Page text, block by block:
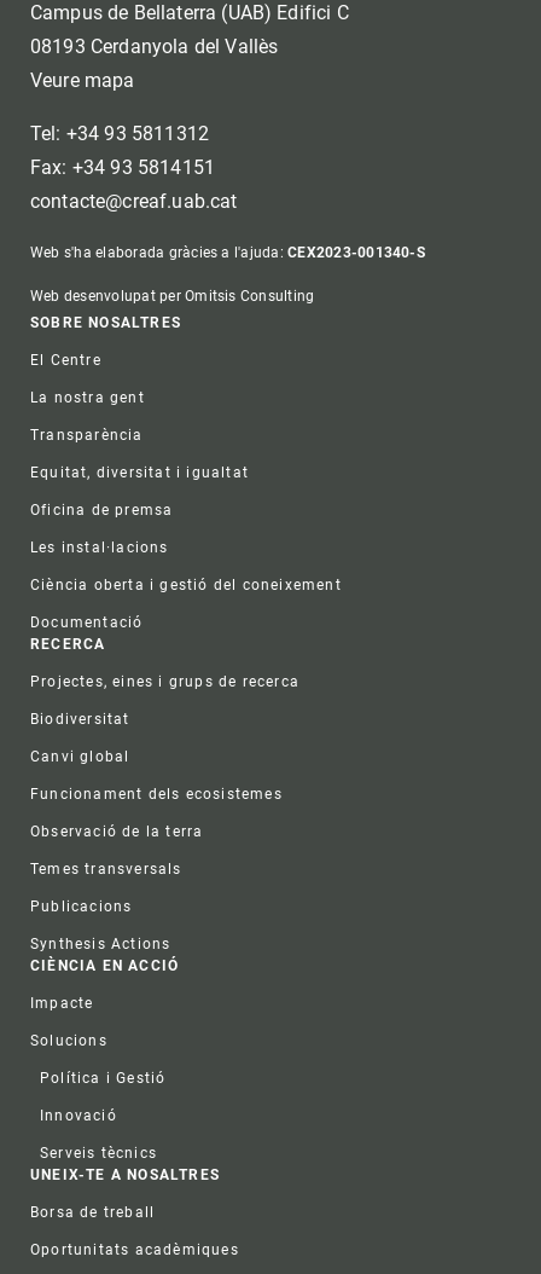
Campus de Bellaterra (UAB) Edifici C
08193 Cerdanyola del Vallès
Veure mapa
Tel: +34 93 5811312
Fax: +34 93 5814151
contacte@creaf.uab.cat
Web s'ha elaborada gràcies a l'ajuda:CEX2023-001340-S
Web desenvolupat per Omitsis Consulting
Footer
SOBRE NOSALTRES
El Centre
La nostra gent
Transparència
Equitat, diversitat i igualtat
Oficina de premsa
Les instal·lacions
Ciència oberta i gestió del coneixement
Documentació
RECERCA
Projectes, eines i grups de recerca
Biodiversitat
Canvi global
Funcionament dels ecosistemes
Observació de la terra
Temes transversals
Publicacions
Synthesis Actions
CIÈNCIA EN ACCIÓ
Impacte
Solucions
Política i Gestió
Innovació
Serveis tècnics
UNEIX-TE A NOSALTRES
Borsa de treball
Oportunitats acadèmiques